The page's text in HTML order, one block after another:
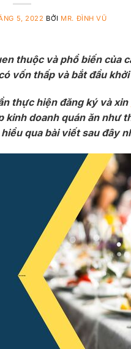
5, 2022 BỞI MR. ĐÌNH VŨ
thuộc và phổ biến của
vốn thấp và bắt đầu
thực hiện đăng ký và xin
doanh quán ăn như
qua bài viết sau đây